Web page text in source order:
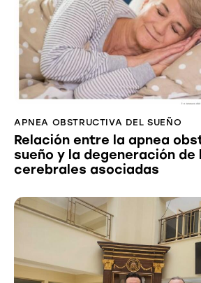
APNEA OBSTRUCTIVA DEL SUEÑO
Relación entre la apnea
sueño y la degeneración de
cerebrales asociadas